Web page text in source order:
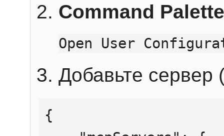
Command Palette
Open User
Добавьте сервер
{